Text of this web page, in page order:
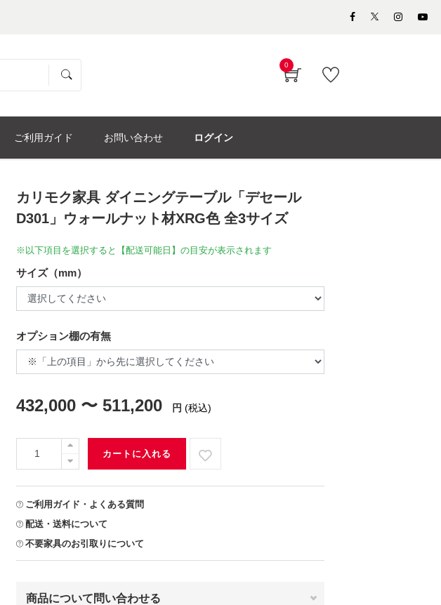
0
ご利用ガイド お問い合わせ ログイン
カリモク家具 ダイニングテーブル「デセール
D301」ウォールナット材XRG色 全3サイズ
※以下項目を選択すると【配送可能日】の目安が表示されます
サイズ（mm）
オプション棚の有無
432,000 〜 511,200 円 (税込)
カートに入れる
ご利用ガイド・よくある質問
配送・送料について
不要家具のお引取りについて
商品について問い合わせる